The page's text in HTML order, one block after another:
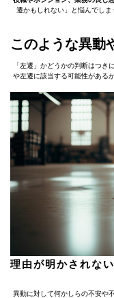
遷かもしれない」と悩んでし
このような異動
「左遷」かどうかの判断はつ
や左遷に該当する可能性がある
理由が明かされない
異動に対して何かしらの不安や